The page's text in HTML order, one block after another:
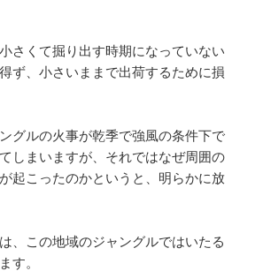
さくて掘り出す時期になっていない
ず、小さいままで出荷するために損
グルの火事が乾季で強風の条件下で
しまいますが、それではなぜ周囲の
起こったのかというと、明らかに放
、この地域のジャングルではいたる
す。